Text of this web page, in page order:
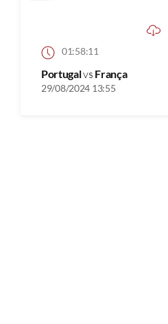
01:58:11
Portugalvs França
29/08/2024 13:55